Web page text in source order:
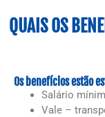
QUAIS OS
Os benefícios estão
Salário
Vale –